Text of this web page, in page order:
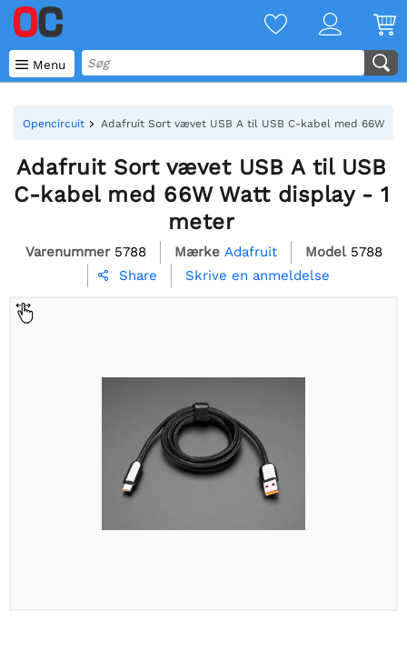
 Menu
Opencircuit Adafruit Sort vævet USB A til USB C-kabel med 66W
Adafruit Sort vævet USB A til USB
C-kabel med 66W Watt display - 1
meter
Varenummer 5788 Mærke Adafruit Model 5788
 Share Skrive en anmeldelse